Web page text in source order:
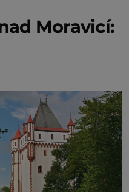
Moravicí: